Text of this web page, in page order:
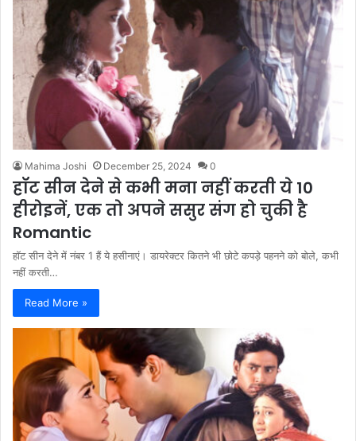
Mahima Joshi December 25, 2024 0
हॉट सीन देने से कभी मना नहीं करती ये 10
हीरोइनें, एक तो अपने ससुर संग हो चुकी है
Romantic
हॉट सीन देने में नंबर 1 हैं ये हसीनाएं। डायरेक्टर कितने भी छोटे कपड़े पहनने को बोले, कभी
नहीं करती…
Read More »